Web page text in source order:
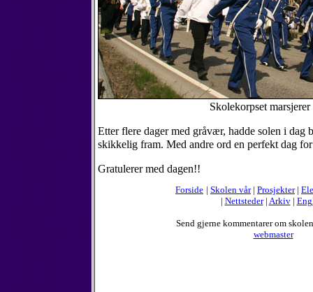
Skolekorpset
Etter flere dager med gråvær, hadde solen i dag
skikkelig fram. Med andre ord en perfekt dag
Gratulerer med dagen!!
Forside | Skolen vår| Prosjekter|
| Nettsteder| Arkiv|
Send gjerne kommentarer om
webmaster